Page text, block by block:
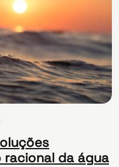
da água